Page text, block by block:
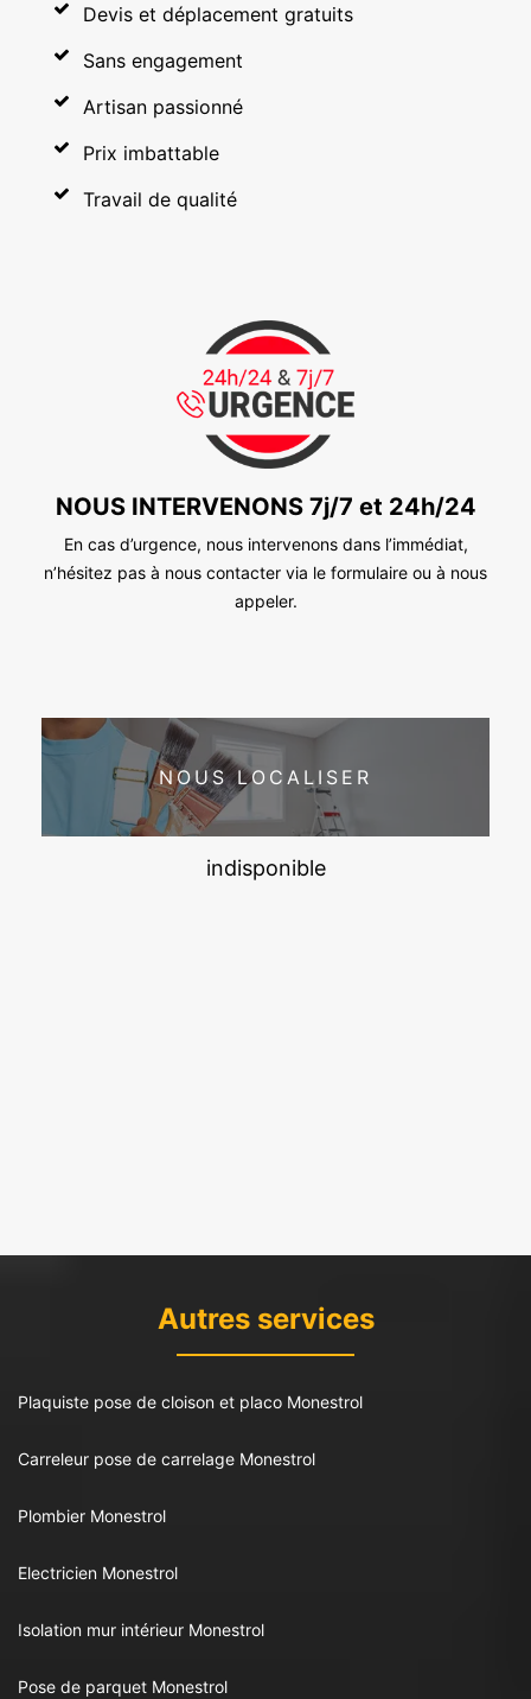
Devis et déplacement gratuits
Sans engagement
Artisan passionné
Prix imbattable
Travail de qualité
NOUS INTERVENONS 7j/7 et 24h/24
En cas d’urgence, nous intervenons dans l’immédiat,
n’hésitez pas à nous contacter via le formulaire ou à nous
appeler.
NOUS LOCALISER
indisponible
Autres services
Plaquiste pose de cloison et placo Monestrol
Carreleur pose de carrelage Monestrol
Plombier Monestrol
Electricien Monestrol
Isolation mur intérieur Monestrol
Pose de parquet Monestrol